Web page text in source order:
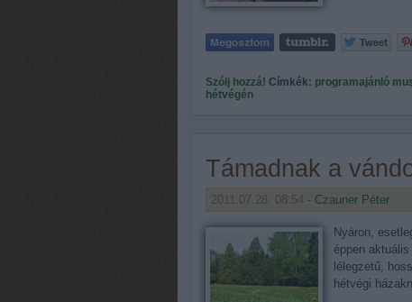
Szólj hozzá! Címkék: programajánló
hétvégén
Támadnak a
2011.07.28. 08:54 - Czauner Péter
Nyáron,
éppen
lélegzetű,
hétvégi